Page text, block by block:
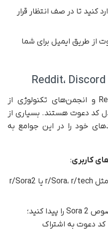
کنید تا در صف انتظار قرار
از طریق ایمیل برای شما
پلتفرم‌هایی مثل Reddit، Discord و انجمن‌های تکنولوژی از
کد دعوت هستند. بسیاری از
خود را در این جوامع به
:
به انجمن‌هایی مثل r/Sora، r/tech یا r/Sora2
سرورهای مخصوص Sora 2 را پیدا کنید؛
کد دعوت به اشتراک